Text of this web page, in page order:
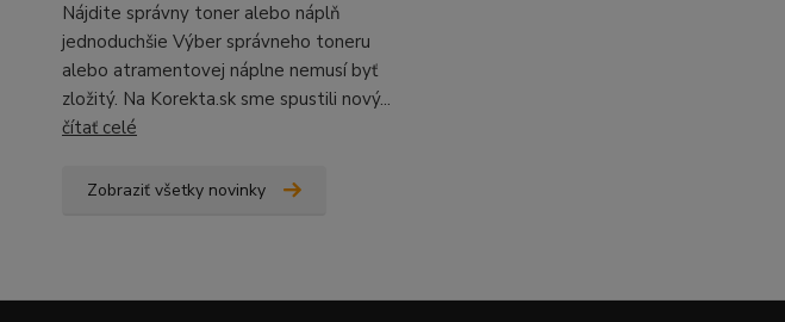
Nájdite správny toner alebo náplň
jednoduchšie Výber správneho toneru
alebo atramentovej náplne nemusí byť
zložitý. Na Korekta.sk sme spustili nový...
čítať celé
Zobraziť všetky novinky